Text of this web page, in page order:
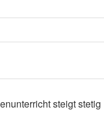
steigt stetig